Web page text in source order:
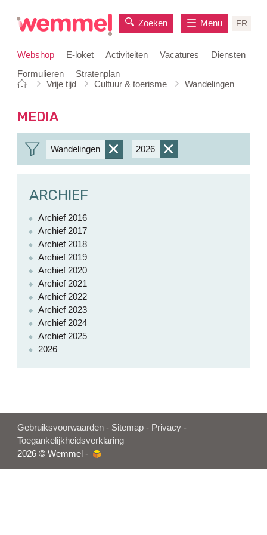
Webshop E-loket Activiteiten Vacatures
Diensten
Formulieren
Stratenplan
Zoeken FR
Menu
Je
hier:
Startpagina
Vrije tijd Cultuur & toerisme Wandelingen
MEDIA
verwijder
Wandelingen
verwijder
2026
ARCHIEF
Archief 2016
Archief 2017
Archief 2018
Archief 2019
Archief 2020
Archief 2021
Archief 2022
Archief 2023
Archief 2024
Archief 2025
2026
Gebruiksvoorwaarden - Sitemap - Privacy -
Toegankelijkheidsverklaring
2026 © Wemmel -